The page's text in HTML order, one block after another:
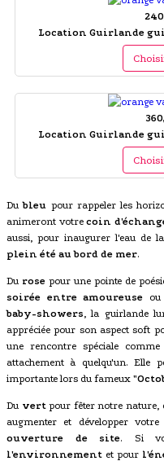
Location Guirlande
Location Guirlande
Dubleu pour rappeler les
animeront votrecoin
aussi, pour inaugurer l'eau de
plein été au bord de mer.
Du rose pour une pointe de
soirée entre amoureuse ou
baby-showers, la guirlande
appréciée pour son aspect soft
une rencontre spéciale
attachement à quelqu'un. Elle
importante lors du fameux
Du vertpour fêter notre nature,
augmenter et développer
ouverture de site. Si
l'environnement et pour